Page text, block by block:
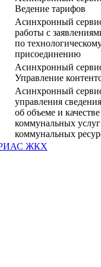
Ведение тарифов
Асинхронный
работы с
по
присоединению
Асинхронный
Управление
Асинхронный
управления
об объеме и качестве
коммунальных
коммунальных
ЖКХ